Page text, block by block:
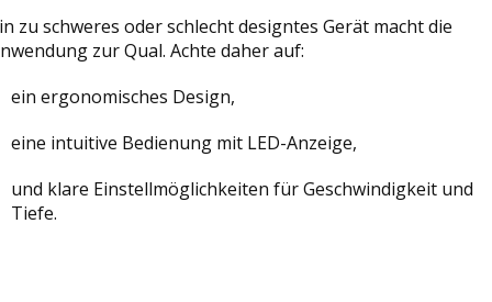
zu schweres oder schlecht designtes Gerät macht die
zur Qual. Achte daher auf:
ein ergonomisches Design,
eine intuitive Bedienung mit LED-Anzeige,
und klare Einstellmöglichkeiten für Geschwindigkeit und
Tiefe.